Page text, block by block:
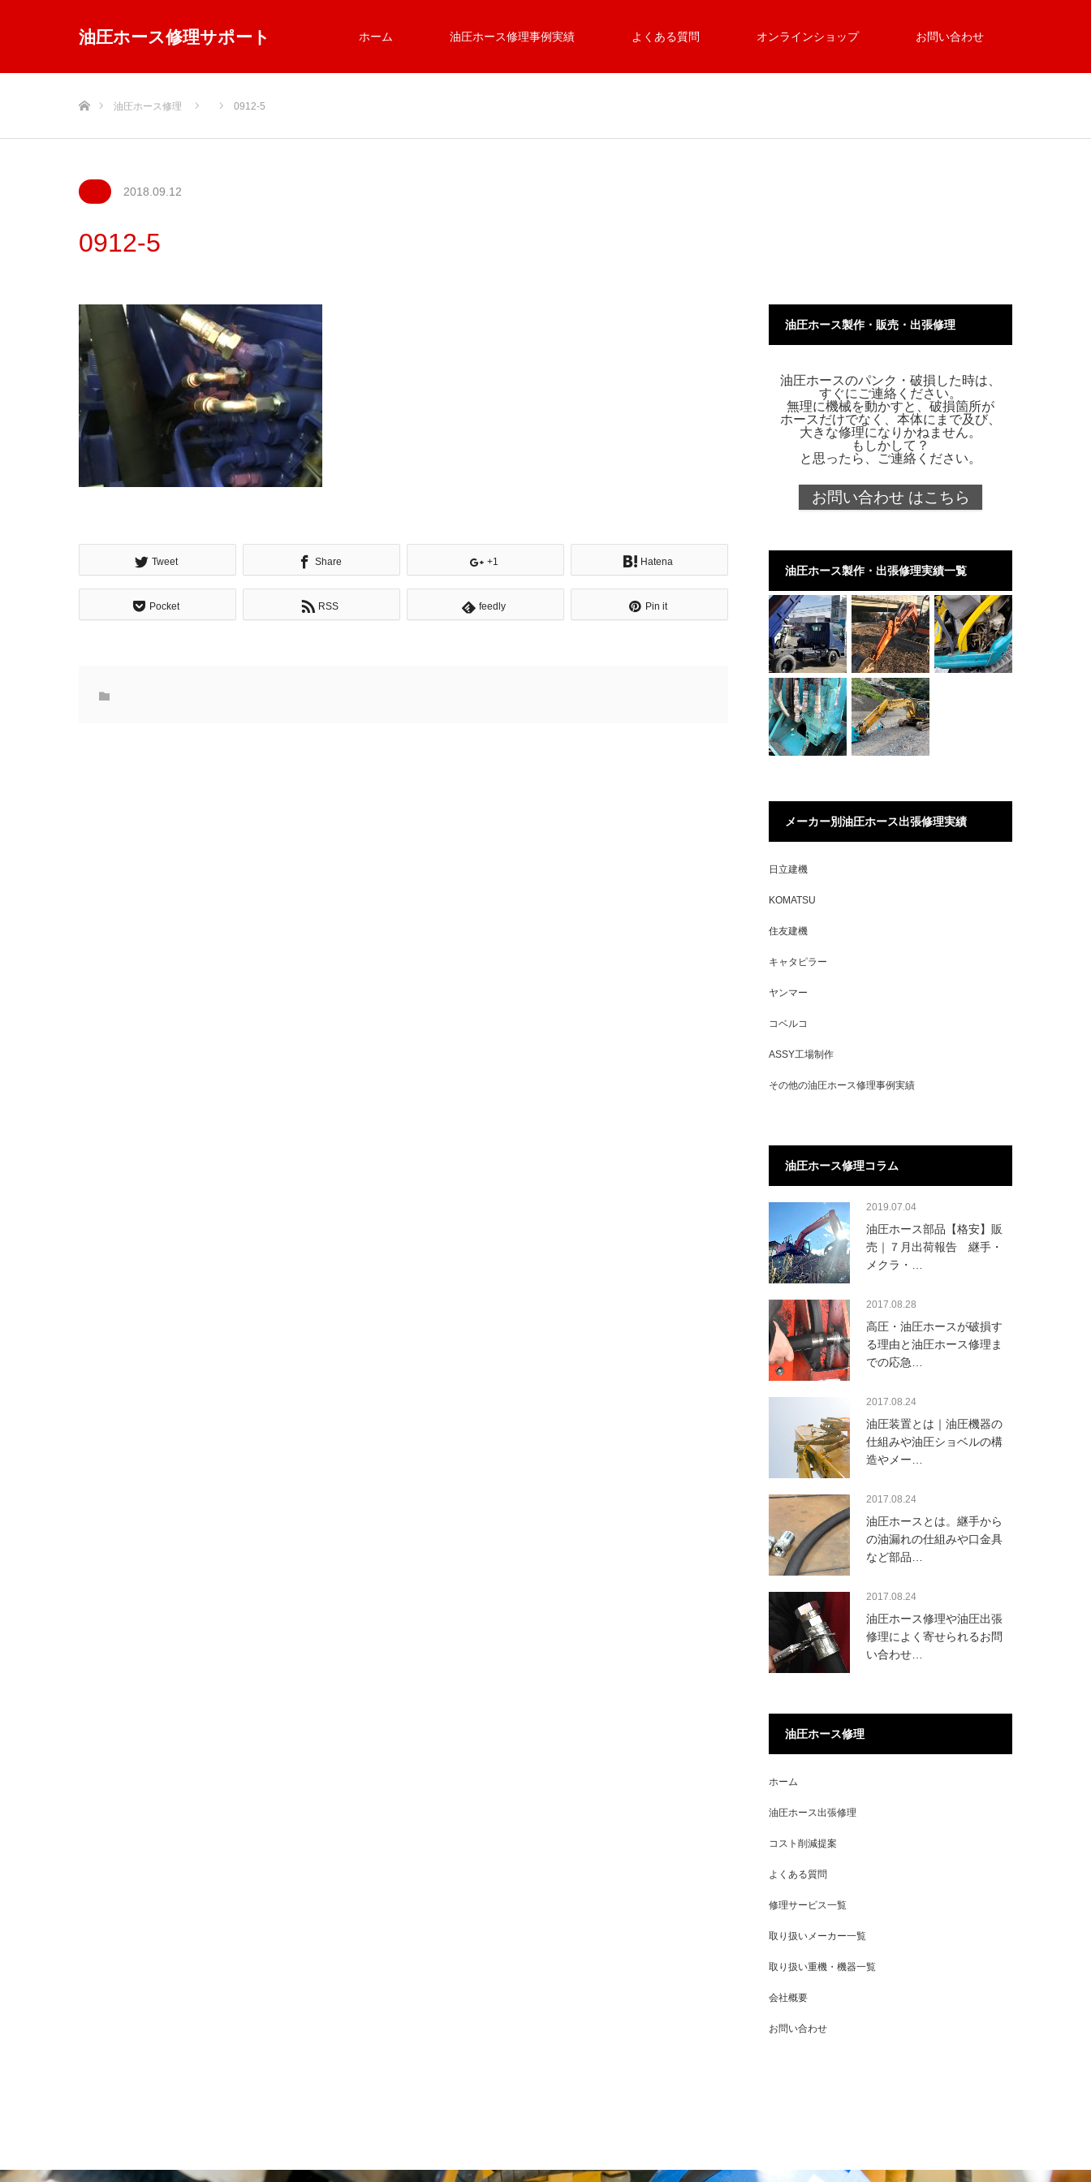
油圧ホース修理サポート ホーム 油圧ホース修理事例実績 よくある質問 オンラインショップ お問い合わせ
油圧ホース修理 0912-5
2018.09.12
0912-5
Tweet Share +1 Hatena
Pocket RSS feedly Pin it
油圧ホース製作・販売・出張修理
油圧ホースのパンク・破損した時は、
すぐにご連絡ください。
無理に機械を動かすと、破損箇所が
ホースだけでなく、本体にまで及び、
大きな修理になりかねません。
もしかして？
と思ったら、ご連絡ください。
お問い合わせ はこちら
油圧ホース製作・出張修理実績一覧
メーカー別油圧ホース出張修理実績
日立建機
KOMATSU
住友建機
キャタピラー
ヤンマー
コベルコ
ASSY工場制作
その他の油圧ホース修理事例実績
油圧ホース修理コラム
2019.07.04
油圧ホース部品【格安】販
売｜７月出荷報告 継手・
メクラ・…
2017.08.28
高圧・油圧ホースが破損す
る理由と油圧ホース修理ま
での応急…
2017.08.24
油圧装置とは｜油圧機器の
仕組みや油圧ショベルの構
造やメー…
2017.08.24
油圧ホースとは。継手から
の油漏れの仕組みや口金具
など部品…
2017.08.24
油圧ホース修理や油圧出張
修理によく寄せられるお問
い合わせ…
油圧ホース修理
ホーム
油圧ホース出張修理
コスト削減提案
よくある質問
修理サービス一覧
取り扱いメーカー一覧
取り扱い重機・機器一覧
会社概要
お問い合わせ